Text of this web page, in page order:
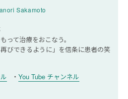
症と診断されたら運動しない方
の改善にストレッチは有効で
の治療に手術は必要ですか？
Sakamoto
って治療をおこなう。
びできるように」を信条に患者の笑
You Tube チャンネル